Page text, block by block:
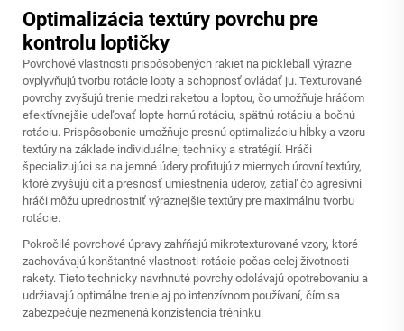
Optimalizácia textúry povrchu pre
kontrolu loptičky
Povrchové vlastnosti prispôsobených rakiet na pickleball výrazne
ovplyvňujú tvorbu rotácie lopty a schopnosť ovládať ju. Texturované
povrchy zvyšujú trenie medzi raketou a loptou, čo umožňuje hráčom
efektívnejšie udeľovať lopte hornú rotáciu, spätnú rotáciu a bočnú
rotáciu. Prispôsobenie umožňuje presnú optimalizáciu hĺbky a vzoru
textúry na základe individuálnej techniky a stratégií. Hráči
špecializujúci sa na jemné údery profitujú z miernych úrovní textúry,
ktoré zvyšujú cit a presnosť umiestnenia úderov, zatiaľ čo agresívni
hráči môžu uprednostniť výraznejšie textúry pre maximálnu tvorbu
rotácie.
Pokročilé povrchové úpravy zahŕňajú mikrotexturované vzory, ktoré
zachovávajú konštantné vlastnosti rotácie počas celej životnosti
rakety. Tieto technicky navrhnuté povrchy odolávajú opotrebovaniu a
udržiavajú optimálne trenie aj po intenzívnom používaní, čím sa
zabezpečuje nezmenená konzistencia tréninku.